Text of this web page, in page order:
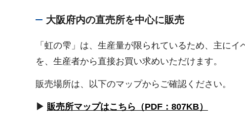
大阪府内の直売所を中心に販売
「虹の雫」は、生産量が限られているため、主に
を、生産者から直接お買い求めいただけます。
販売場所は、以下のマップからご確認ください。
▶ 販売所マップはこちら（PDF：807KB）